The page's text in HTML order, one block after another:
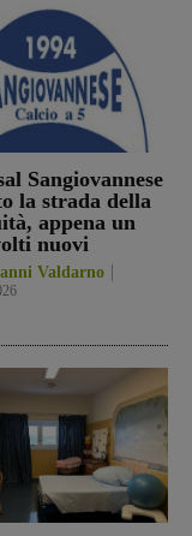
Sangiovannese
la strada della
appena un
nuovi
Valdarno